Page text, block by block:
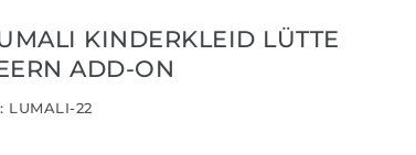
KINDERKLEID LÜTTE
ADD-ON
LUMALI-22